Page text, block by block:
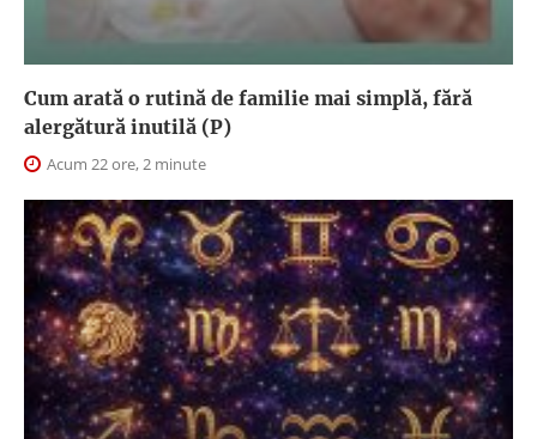
Cum arată o rutină de familie mai simplă, fără
alergătură inutilă (P)
Acum 22 ore, 2 minute